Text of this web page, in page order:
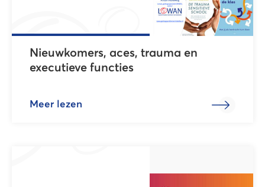
Nieuwkomers, aces, trauma en
executieve functies
Meer lezen